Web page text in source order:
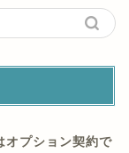
オプション契約で